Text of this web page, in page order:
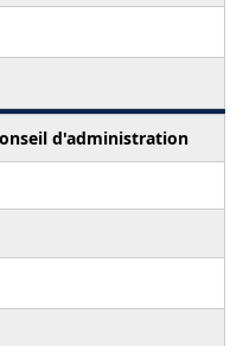
d'administration